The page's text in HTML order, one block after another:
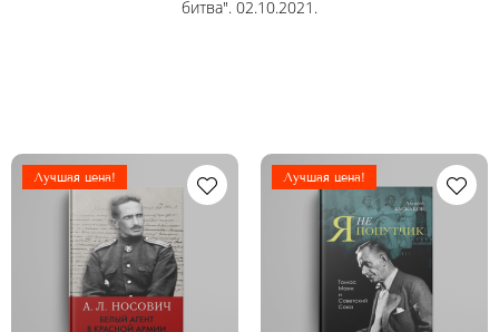
битва". 02.10.2021.
Лучшая цена! Лучшая цена!